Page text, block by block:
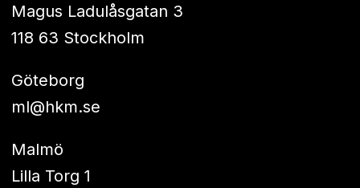
Magus Ladulåsgatan 3
118 63 Stockholm
Göteborg
ml@hkm.se
Malmö
Lilla Torg 1